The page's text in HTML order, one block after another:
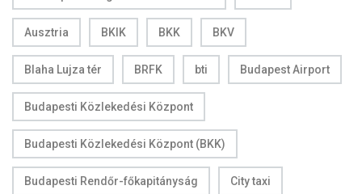
Ausztria BKIK BKK BKV
Blaha Lujza tér BRFK bti Budapest Airport
Budapesti Közlekedési Központ
Budapesti Közlekedési Központ (BKK)
Budapesti Rendőr-főkapitányság City taxi